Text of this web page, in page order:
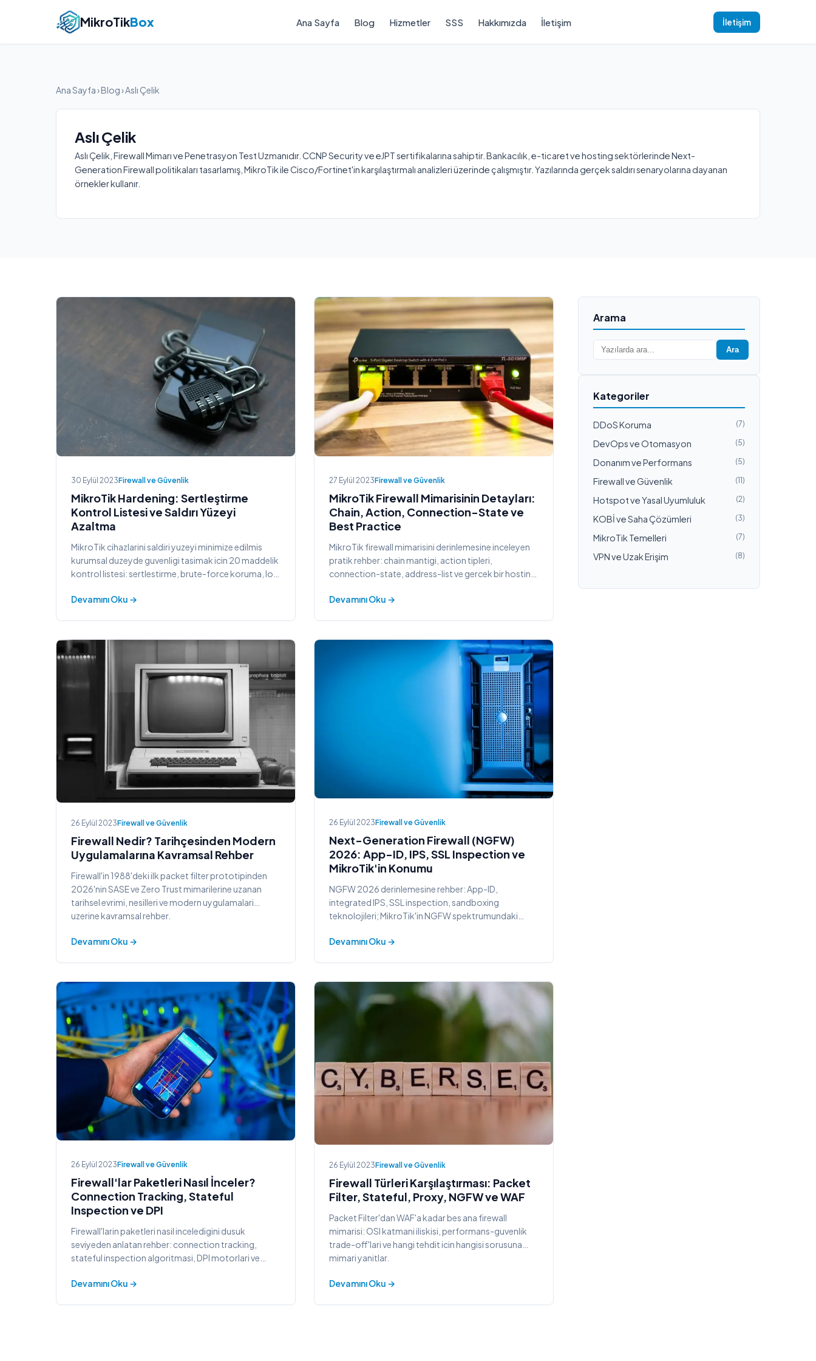
MikroTikBox Ana Sayfa Blog Hizmetler SSS Hakkımızda İletişim İletişim
Ana Sayfa›Blog› Aslı Çelik
Aslı Çelik
Aslı Çelik, Firewall Mimarı ve Penetrasyon Test Uzmanıdır. CCNP Security ve eJPT sertifikalarına sahiptir. Bankacılık, e-ticaret ve hosting sektörlerinde Next-
Generation Firewall politikaları tasarlamış, MikroTik ile Cisco/Fortinet'in karşılaştırmalı analizleri üzerinde çalışmıştır. Yazılarında gerçek saldırı senaryolarına dayanan
örnekler kullanır.
30 Eylül 2023Firewall ve Güvenlik
MikroTik Hardening: Sertleştirme
Kontrol Listesi ve Saldırı Yüzeyi
Azaltma
MikroTik cihazlarini saldiri yuzeyi minimize edilmis
kurumsal duzeyde guvenligi tasimak icin 20 maddelik
kontrol listesi: sertlestirme, brute-force koruma, log
Devamını Oku →
27 Eylül 2023Firewall ve Güvenlik
MikroTik Firewall Mimarisinin Detayları:
Chain, Action, Connection-State ve
Best Practice
MikroTik firewall mimarisini derinlemesine inceleyen
pratik rehber: chain mantigi, action tipleri,
connection-state, address-list ve gercek bir hosting
Devamını Oku →
26 Eylül 2023Firewall ve Güvenlik
Firewall Nedir? Tarihçesinden Modern
Uygulamalarına Kavramsal Rehber
Firewall'in 1988'deki ilk packet filter prototipinden
2026'nin SASE ve Zero Trust mimarilerine uzanan
tarihsel evrimi, nesilleri ve modern uygulamalari
uzerine kavramsal rehber.
Devamını Oku →
26 Eylül 2023Firewall ve Güvenlik
Next-Generation Firewall (NGFW)
2026: App-ID, IPS, SSL Inspection ve
MikroTik'in Konumu
NGFW 2026 derinlemesine rehber: App-ID,
integrated IPS, SSL inspection, sandboxing
teknolojileri; MikroTik'in NGFW spektrumundaki
Devamını Oku →
26 Eylül 2023Firewall ve Güvenlik
Firewall'lar Paketleri Nasıl İnceler?
Connection Tracking, Stateful
Inspection ve DPI
Firewall'larin paketleri nasil inceledigini dusuk
seviyeden anlatan rehber: connection tracking,
stateful inspection algoritmasi, DPI motorlari ve
Devamını Oku →
26 Eylül 2023Firewall ve Güvenlik
Firewall Türleri Karşılaştırması: Packet
Filter, Stateful, Proxy, NGFW ve WAF
Packet Filter'dan WAF'a kadar bes ana firewall
mimarisi: OSI katmani iliskisi, performans-guvenlik
trade-off'lari ve hangi tehdit icin hangisi sorusuna
mimari yanitlar.
Devamını Oku →
Arama
Ara
Kategoriler
DDoS Koruma (7)
DevOps ve Otomasyon (5)
Donanım ve Performans (5)
Firewall ve Güvenlik (11)
Hotspot ve Yasal Uyumluluk (2)
KOBİ ve Saha Çözümleri (3)
MikroTik Temelleri (7)
VPN ve Uzak Erişim (8)